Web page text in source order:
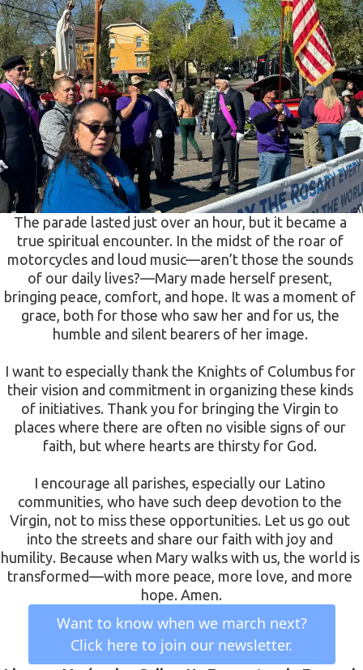
The parade lasted just over an hour, but it became a
true spiritual encounter. In the midst of the roar of
motorcycles and loud music—aren’t those the sounds
of our daily lives?—Mary made herself present,
bringing peace, comfort, and hope. It was a moment of
grace, both for those who saw her and for us, the
humble and silent bearers of her image.
I want to especially thank the Knights of Columbus for
their vision and commitment in organizing these kinds
of initiatives. Thank you for bringing the Virgin to
places where there are often no visible signs of our
faith, but where hearts are thirsty for God.
I encourage all parishes, especially our Latino
communities, who have such deep devotion to the
Virgin, not to miss these opportunities. Let us go out
into the streets and share our faith with joy and
humility. Because when Mary walks with us, the world is
transformed—with more peace, more love, and more
hope. Amen.
Want to know when we march next?
Click here to join our newsletter.